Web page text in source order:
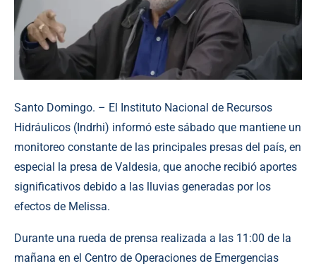
Santo Domingo. – El Instituto Nacional de Recursos
Hidráulicos (Indrhi) informó este sábado que mantiene un
monitoreo constante de las principales presas del país, en
especial la presa de Valdesia, que anoche recibió aportes
significativos debido a las lluvias generadas por los
efectos de Melissa.
Durante una rueda de prensa realizada a las 11:00 de la
mañana en el Centro de Operaciones de Emergencias